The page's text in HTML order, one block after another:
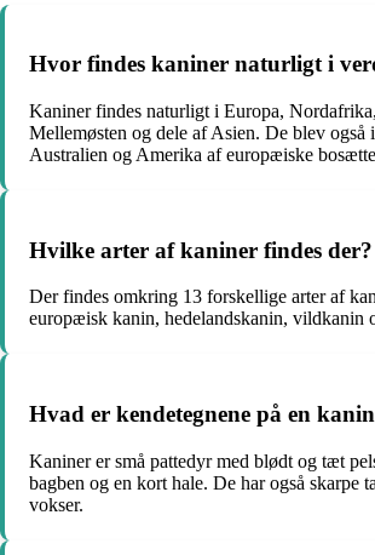
Hvor findes kaniner naturligt i
Kaniner findes naturligt i Europa,
Mellemøsten og dele af Asien. De blev også
Australien og Amerika af europæiske
Hvilke arter af kaniner findes der?
Der findes omkring 13 forskellige arter af
europæisk kanin, hedelandskanin, vildkanin
Hvad er kendetegnene på en
Kaniner er små pattedyr med blødt og tæt
bagben og en kort hale. De har også skarpe
vokser.